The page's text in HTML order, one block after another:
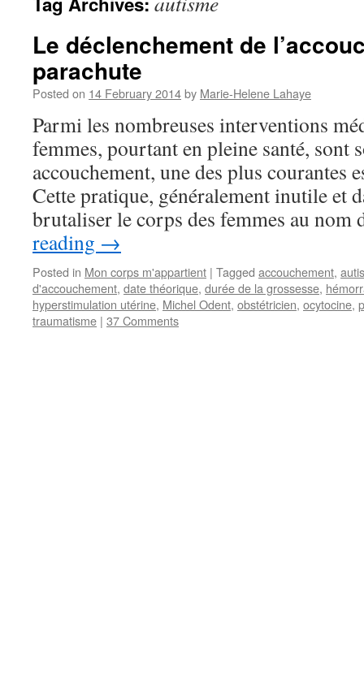
Le déclenchement de
parachute
Posted on 14 February 2014by Marie-Helene Lahaye
Parmi les nombreuses interventions
femmes, pourtant en pleine santé, sont
accouchement, une des plus courantes
Cette pratique, généralement inutile et
brutaliser le corps des femmes au
reading →
Posted in Mon corps m'appartient | Tagged accouchement,
d'accouchement, date théorique, durée de la grossesse,
hyperstimulation utérine, Michel Odent, obstétricien, ocytocine,
traumatisme | 37 Comments